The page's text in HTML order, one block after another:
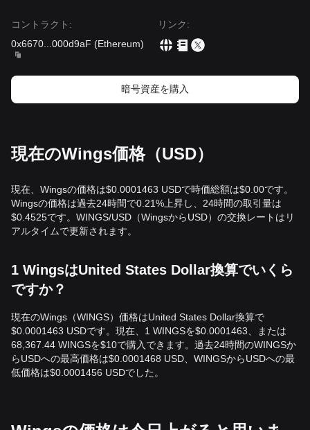
コントラクト :
0x6670
000d9aF (Ethereum)
リンク:
暗号資産を購入
現在のWings価格（USD）
現在、Wingsの価格は$0.0001463 USDで時価総額は$0.00です。
Wingsの価格は過去24時間で0.21%上昇し、24時間の取引量は
$0.4525です。WINGS/USD（WingsからUSD）の交換レートはリ
アルタイムで更新されます。
1 WingsはUnited States Dollar換算でいくら
ですか？
現在のWings（WINGS）価格はUnited States Dollar換算で
$0.0001463 USDです。現在、1 WINGSを$0.0001463、または
68,367.44 WINGSを$10で購入できます。過去24時間のWINGSか
らUSDへの最高価格は$0.0001468 USD、WINGSからUSDへの最
低価格は$0.0001456 USDでした。